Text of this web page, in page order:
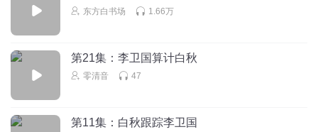
东方白书场 1.66万
第21集：李卫国算计白秋
零清音 47
第11集：白秋跟踪李卫国